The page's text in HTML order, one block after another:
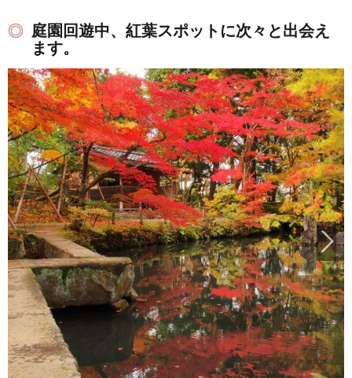
庭園回遊中、紅葉スポットに次々と出会え
ます。